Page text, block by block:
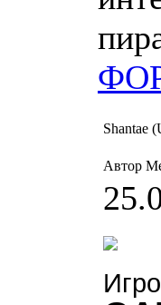
Shantae
Автор